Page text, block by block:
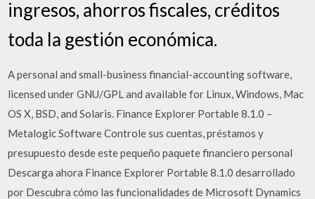
ingresos, ahorros fiscales, créditos
toda la gestión económica.
A personal and small-business financial-accounting software,
licensed under GNU/GPL and available for Linux, Windows, Mac
OS X, BSD, and Solaris. Finance Explorer Portable 8.1.0 –
Metalogic Software Controle sus cuentas, préstamos y
presupuesto desde este pequeño paquete financiero personal
Descarga ahora Finance Explorer Portable 8.1.0 desarrollado
por Descubra cómo las funcionalidades de Microsoft Dynamics